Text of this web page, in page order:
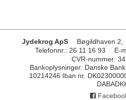
Jydekrog ApS Bøgildhaven 2,
Telefonnr. : 26 11 16 93 E-
CVR-nummer:
Bankoplysninger: Danske
10214246 Iban nr.